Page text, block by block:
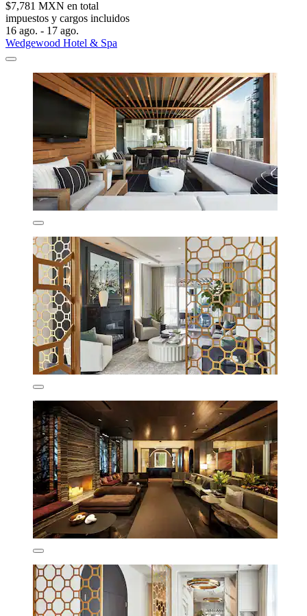
$7,781 MXN en total
impuestos y cargos incluidos
16 ago. - 17 ago.
Wedgewood Hotel & Spa